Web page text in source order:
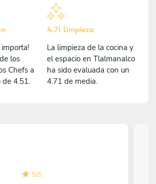
importa!
los
Chefs a
de 4.51.
4.71 Limpieza
La limpieza de la cocina y
el espacio en Tlalmanalco
ha sido evaluada con un
4.71 de media.
5/5